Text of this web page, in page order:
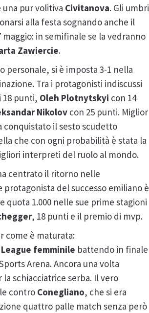
pur volitiva Civitanova. Gli umbri
alla festa sognando anche il
maggio: in semifinale se la vedranno
Zawiercie.
personale, si è imposta 3-1 nella
Tra i protagonisti indiscussi
18 punti, Oleh Plotnytskyi con 14
Nikolov con 25 punti. Miglior
conquistato il sesto scudetto
che con ogni probabilità è stata la
interpreti del ruolo al mondo.
centrato il ritorno nelle
del successo emiliano è
1.000 nelle sue prime stagioni
, 18 punti e il premio di mvp.
come è maturata:
League femminile battendo in finale
Arena. Ancora una volta
la schiacciatrice serba. Il vero
contro Conegliano, che si era
quattro palle match senza però